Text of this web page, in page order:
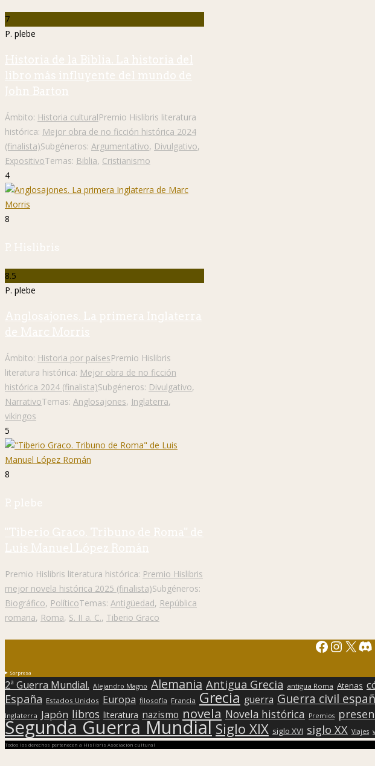
7
P. plebe
Historia de la Biblia. La historia del
libro más influyente del mundo de
John Barton
Ámbito: Historia culturalPremio Hislibris literatura
histórica: Mejor obra de no ficción histórica 2024
(finalista)Subgéneros: Argumentativo, Divulgativo,
ExpositivoTemas: Biblia, Cristianismo
4
8
P. Hislibris
8.5
P. plebe
Anglosajones. La primera Inglaterra
de Marc Morris
Ámbito: Historia por paísesPremio Hislibris
literatura histórica: Mejor obra de no ficción
histórica 2024 (finalista)Subgéneros: Divulgativo,
NarrativoTemas: Anglosajones, Inglaterra,
vikingos
5
8
P. plebe
"Tiberio Graco. Tribuno de Roma" de
Luis Manuel López Román
Premio Hislibris literatura histórica: Premio Hislibris
mejor novela histórica 2025 (finalista)Subgéneros:
Biográfico, PolíticoTemas: Antigüedad, República
romana, Roma, S. II a. C., Tiberio Graco
X
Sorpresa
2ª Guerra Mundial. Alejandro Magno Alemania Antigua Grecia antigua Roma Atenas
España Estados Unidos Europa filosofía Francia Grecia guerra Guerra civil
Inglaterra Japón libros literatura nazismo novela Novela histórica Premios
Segunda Guerra Mundial Siglo XIX siglo XVI siglo XX Viajes
Todos los derechos pertenecen a Hislibris Asociación cultural